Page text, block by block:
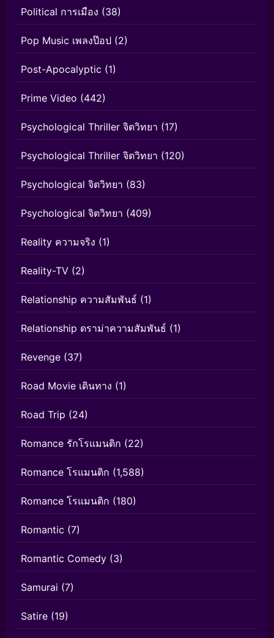
Political การเมือง (38)
Pop Music เพลงป๊อป (2)
Post-Apocalyptic (1)
Prime Video (442)
Psychological Thriller จิตวิทยา (17)
Psychological Thriller จิตวิทยา (120)
Psychological จิตวิทยา (83)
Psychological จิตวิทยา (409)
Reality ความจริง (1)
Reality-TV (2)
Relationship ความสัมพันธ์ (1)
Relationship ดราม่าความสัมพันธ์ (1)
Revenge (37)
Road Movie เดินทาง (1)
Road Trip (24)
Romance รักโรแมนติก (22)
Romance โรแมนติก (1,588)
Romance โรแมนติก (180)
Romantic (7)
Romantic Comedy (3)
Samurai (7)
Satire (19)